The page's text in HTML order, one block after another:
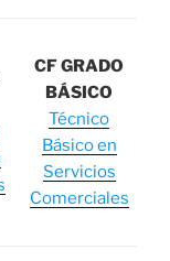
CF GRADO
BÁSICO
Técnico
Básico en
Servicios
Comerciales